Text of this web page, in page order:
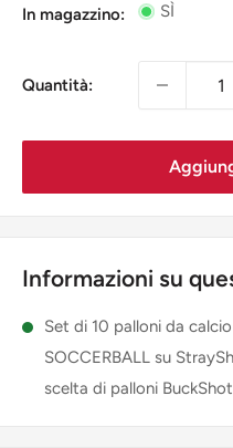
In magazzino: SÌ
Quantità:
Informazioni su
Set di 10 palloni da
SOCCERBALL su
scelta di palloni